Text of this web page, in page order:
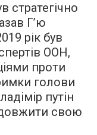
стратегічно
Г’ю
рік був
ООН,
проти
голови
путін
свою